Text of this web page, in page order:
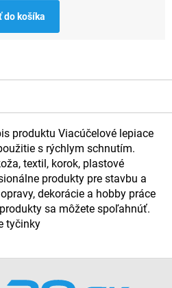
do košíka
produktu Viacúčelové lepiace
s rýchlym schnutím.
textil, korok, plastové
produkty pre stavbu a
dekorácie a hobby práce
sa môžete spoľahnúť.
tyčinky